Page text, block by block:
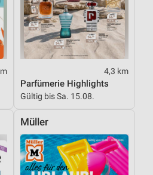
4,3 km
Parfümerie Highlights
Gültig bis Sa. 15.08.
Müller